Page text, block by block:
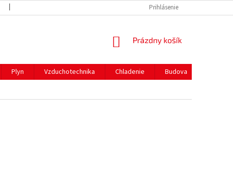
PREPRAVA A PLATBYPrihlásenie
NÁKUPNÝ
Prázdny košík
Plyn Vzduchotechnika Chladenie Budova